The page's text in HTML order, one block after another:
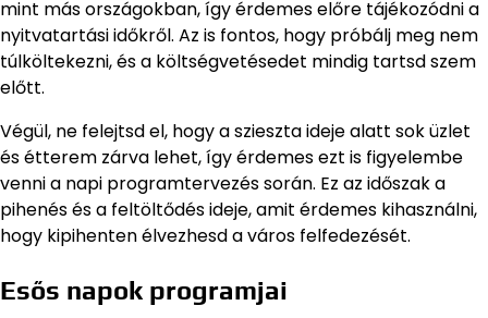
mint más országokban, így érdemes előre tájékozódni a
nyitvatartási időkről. Az is fontos, hogy próbálj meg nem
túlköltekezni, és a költségvetésedet mindig tartsd szem
előtt.
Végül, ne felejtsd el, hogy a szieszta ideje alatt sok üzlet
és étterem zárva lehet, így érdemes ezt is figyelembe
venni a napi programtervezés során. Ez az időszak a
pihenés és a feltöltődés ideje, amit érdemes kihasználni,
hogy kipihenten élvezhesd a város felfedezését.
Esős napok programjai